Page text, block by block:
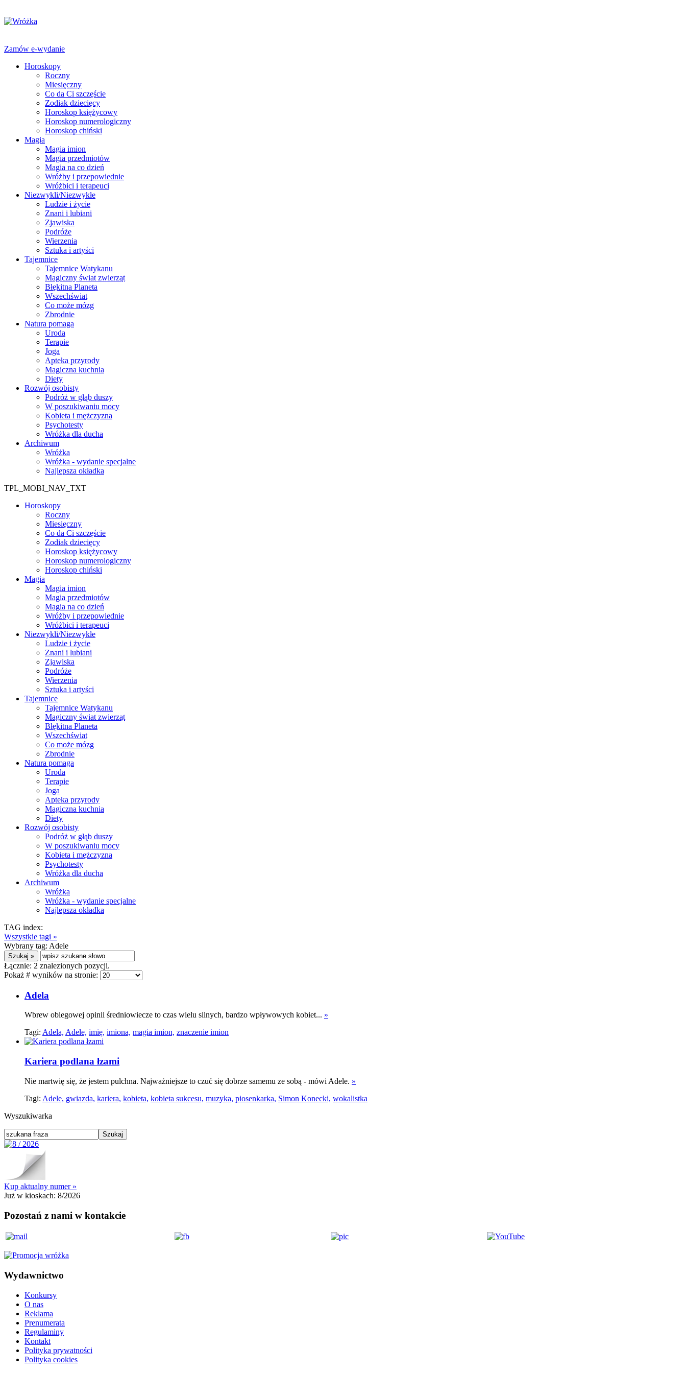
Zamów e-wydanie
Horoskopy
Roczny
Miesięczny
Co da Ci szczęście
Zodiak dziecięcy
Horoskop księżycowy
Horoskop numerologiczny
Horoskop chiński
Magia
Magia imion
Magia przedmiotów
Magia na co dzień
Wróżby i przepowiednie
Wróżbici i terapeuci
Niezwykli/Niezwykłe
Ludzie i życie
Znani i lubiani
Zjawiska
Podróże
Wierzenia
Sztuka i artyści
Tajemnice
Tajemnice Watykanu
Magiczny świat zwierząt
Błękitna Planeta
Wszechświat
Co może mózg
Zbrodnie
Natura pomaga
Uroda
Terapie
Joga
Apteka przyrody
Magiczna kuchnia
Diety
Rozwój osobisty
Podróż w głąb duszy
W poszukiwaniu mocy
Kobieta i mężczyzna
Psychotesty
Wróżka dla ducha
Archiwum
Wróżka
Wróżka - wydanie specjalne
Najlepsza okładka
TPL_MOBI_NAV_TXT
Horoskopy
Roczny
Miesięczny
Co da Ci szczęście
Zodiak dziecięcy
Horoskop księżycowy
Horoskop numerologiczny
Horoskop chiński
Magia
Magia imion
Magia przedmiotów
Magia na co dzień
Wróżby i przepowiednie
Wróżbici i terapeuci
Niezwykli/Niezwykłe
Ludzie i życie
Znani i lubiani
Zjawiska
Podróże
Wierzenia
Sztuka i artyści
Tajemnice
Tajemnice Watykanu
Magiczny świat zwierząt
Błękitna Planeta
Wszechświat
Co może mózg
Zbrodnie
Natura pomaga
Uroda
Terapie
Joga
Apteka przyrody
Magiczna kuchnia
Diety
Rozwój osobisty
Podróż w głąb duszy
W poszukiwaniu mocy
Kobieta i mężczyzna
Psychotesty
Wróżka dla ducha
Archiwum
Wróżka
Wróżka - wydanie specjalne
Najlepsza okładka
TAG index:
Wszystkie tagi »
Wybrany tag: Adele
Łącznie: 2 znalezionych pozycji.
Pokaż # wyników na stronie:
Adela
Wbrew obiegowej opinii średniowiecze to czas wielu silnych, bardzo wpływowych kobiet... »
Tagi: Adela, Adele, imię, imiona, magia imion, znaczenie imion
Kariera podlana łzami
Nie martwię się, że jestem pulchna. Najważniejsze to czuć się dobrze samemu ze sobą - mówi Adele. »
Tagi: Adele, gwiazda, kariera, kobieta, kobieta sukcesu, muzyka, piosenkarka, Simon Konecki, wokalistka
Wyszukiwarka
Kup aktualny numer »
Już w kioskach: 8/2026
Pozostań z nami w kontakcie
Wydawnictwo
Konkursy
O nas
Reklama
Prenumerata
Regulaminy
Kontakt
Polityka prywatności
Polityka cookies